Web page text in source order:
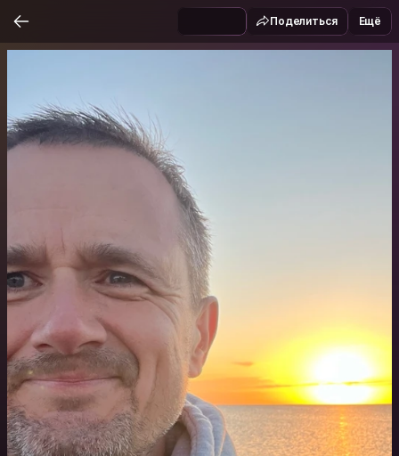
Поделиться Ещё